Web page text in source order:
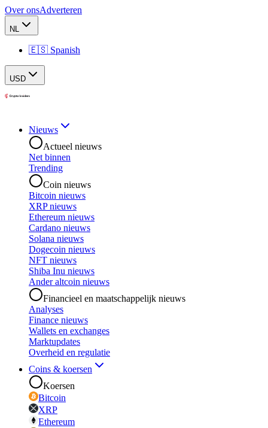
Over onsAdverteren
NL
🇪🇸 Spanish
USD
Nieuws
Actueel nieuws
Net binnen
Trending
Coin nieuws
Bitcoin nieuws
XRP nieuws
Ethereum nieuws
Cardano nieuws
Solana nieuws
Dogecoin nieuws
NFT nieuws
Shiba Inu nieuws
Ander altcoin nieuws
Financieel en maatschappelijk nieuws
Analyses
Finance nieuws
Wallets en exchanges
Marktupdates
Overheid en regulatie
Coins & koersen
Koersen
Bitcoin
XRP
Ethereum